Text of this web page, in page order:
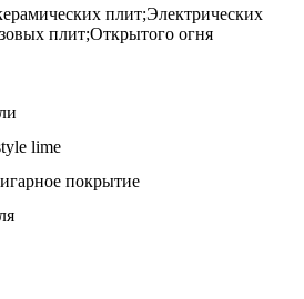
плит;Электрических
плит;Открытого огня
lime
покрытие